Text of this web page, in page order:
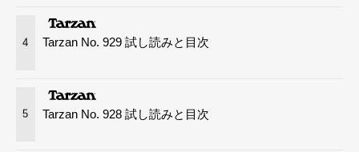
4 Tarzan No. 929 試し読みと目次
5 Tarzan No. 928 試し読みと目次